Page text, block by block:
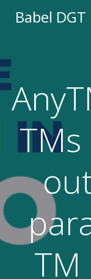
Babel DGT